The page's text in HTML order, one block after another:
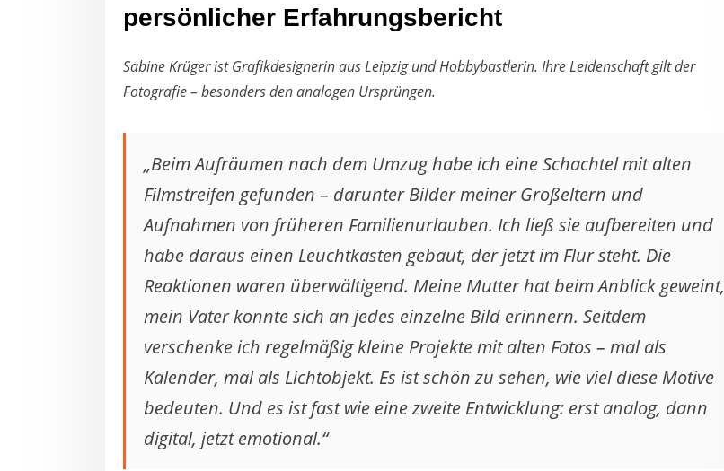
persönlicher Erfahrungsbericht
Sabine Krüger ist Grafikdesignerin aus Leipzig und Hobbybastlerin. Ihre Leidenschaft gilt der
Fotografie – besonders den analogen Ursprüngen.
„Beim Aufräumen nach dem Umzug habe ich eine Schachtel mit alten
Filmstreifen gefunden – darunter Bilder meiner Großeltern und
Aufnahmen von früheren Familienurlauben. Ich ließ sie aufbereiten und
habe daraus einen Leuchtkasten gebaut, der jetzt im Flur steht. Die
Reaktionen waren überwältigend. Meine Mutter hat beim Anblick geweint,
mein Vater konnte sich an jedes einzelne Bild erinnern. Seitdem
verschenke ich regelmäßig kleine Projekte mit alten Fotos – mal als
Kalender, mal als Lichtobjekt. Es ist schön zu sehen, wie viel diese Motive
bedeuten. Und es ist fast wie eine zweite Entwicklung: erst analog, dann
digital, jetzt emotional.“